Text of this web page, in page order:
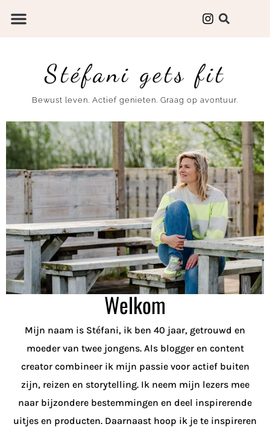
Stéfani gets fit
Bewust leven. Actief genieten. Graag op avontuur.
Welkom
Mijn naam is Stéfani, ik ben 40 jaar, getrouwd en
moeder van twee jongens. Als blogger en content
creator combineer ik mijn passie voor actief buiten
zijn, reizen en storytelling. Ik neem mijn lezers mee
naar bijzondere bestemmingen en deel inspirerende
uitjes en producten. Daarnaast hoop ik je te inspireren